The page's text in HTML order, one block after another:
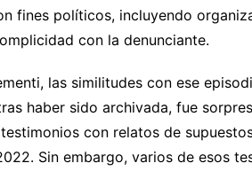
fines políticos, incluyendo
con la denunciante.
las similitudes con ese
haber sido archivada, fue
con relatos de
Sin embargo, varios de esos